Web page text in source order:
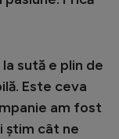
sută e plin de
Este ceva
am fost
ştim cât ne